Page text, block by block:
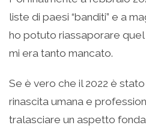
liste di paesi “banditi” e a
ho potuto riassaporare
mi era tanto mancato.
Se è vero che il 2022 è stato
rinascita umana e
tralasciare un aspetto